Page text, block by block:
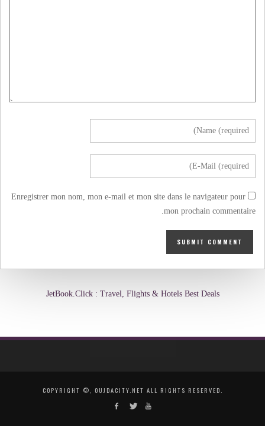
Enregistrer mon nom, mon e-mail et mon site dans le navigateur pour
mon prochain commentaire.
JetBook.Click : Travel, Flights & Hotels Best Deals
COPYRIGHT ©, OUJDACITY.NET ALL RIGHTS RESERVED.